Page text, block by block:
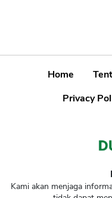
Home
Privacy
Kami akan menjaga